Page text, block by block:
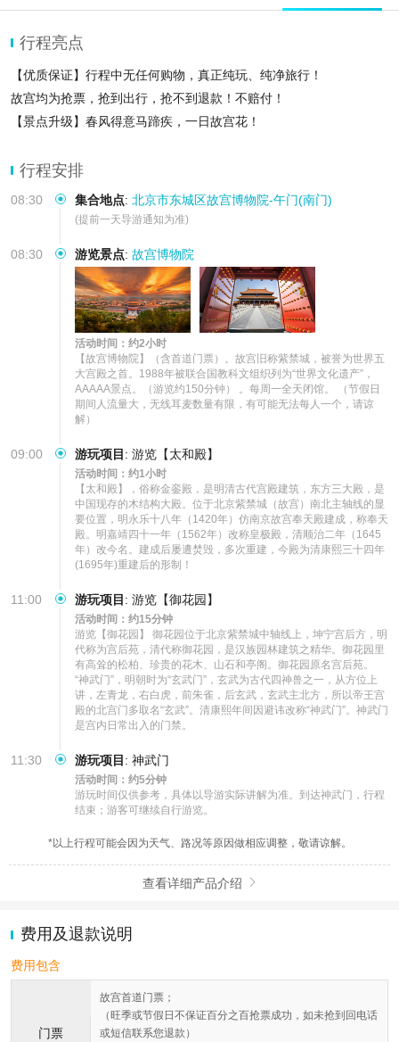
行程亮点
【优质保证】行程中无任何购物，真正纯玩、纯净旅行！
故宫均为抢票，抢到出行，抢不到退款！不赔付！
【景点升级】春风得意马蹄疾，一日故宫花！
行程安排
08:30 集合地点: 北京市东城区故宫博物院-午门(南门)
(提前一天导游通知为准)
08:30 游览景点: 故宫博物院
活动时间：约2小时
【故宫博物院】（含首道门票）。故宫旧称紫禁城，被誉为世界五
大宫殿之首。1988年被联合国教科文组织列为“世界文化遗产”，
AAAAA景点。（游览约150分钟） 。每周一全天闭馆。 （节假日
期间人流量大，无线耳麦数量有限，有可能无法每人一个，请谅
解）
09:00 游玩项目 : 游览【太和殿】
活动时间：约1小时
【太和殿】，俗称金銮殿，是明清古代宫殿建筑，东方三大殿，是
中国现存的木结构大殿。位于北京紫禁城（故宫）南北主轴线的显
要位置，明永乐十八年（1420年）仿南京故宫奉天殿建成，称奉天
殿。明嘉靖四十一年（1562年）改称皇极殿，清顺治二年（1645
年）改今名。建成后屡遭焚毁，多次重建，今殿为清康熙三十四年
(1695年)重建后的形制！
11:00 游玩项目 : 游览【御花园】
活动时间：约15分钟
游览【御花园】 御花园位于北京紫禁城中轴线上，坤宁宫后方，明
代称为宫后苑，清代称御花园，是汉族园林建筑之精华。御花园里
有高耸的松柏、珍贵的花木、山石和亭阁。御花园原名宫后苑。
“神武门”，明朝时为“玄武门”，玄武为古代四神兽之一，从方位上
讲，左青龙，右白虎，前朱雀，后玄武，玄武主北方，所以帝王宫
殿的北宫门多取名“玄武”。清康熙年间因避讳改称“神武门”。神武门
是宫内日常出入的门禁。
11:30 游玩项目 : 神武门
活动时间：约5分钟
游玩时间仅供参考，具体以导游实际讲解为准。到达神武门，行程
结束；游客可继续自行游览。
*以上行程可能会因为天气、路况等原因做相应调整，敬请谅解。
查看详细产品介绍 
费用及退款说明
费用包含
门票
故宫首道门票；
（旺季或节假日不保证百分之百抢票成功，如未抢到回电话
或短信联系您退款）